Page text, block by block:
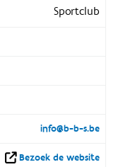
Sportclub
info@b-b-s.be
Bezoek de website